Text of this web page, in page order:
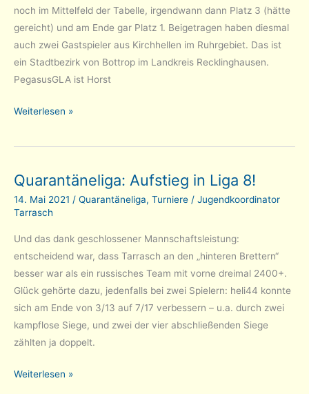
noch im Mittelfeld der Tabelle, irgendwann dann Platz 3 (hätte
gereicht) und am Ende gar Platz 1. Beigetragen haben diesmal
auch zwei Gastspieler aus Kirchhellen im Ruhrgebiet. Das ist
ein Stadtbezirk von Bottrop im Landkreis Recklinghausen.
PegasusGLA ist Horst
Quarantäneliga:
Aufstieg!
Weiterlesen »
Quarantäneliga: Aufstieg in Liga 8!
14. Mai 2021 / Quarantäneliga, Turniere / Jugendkoordinator
Tarrasch
Und das dank geschlossener Mannschaftsleistung:
entscheidend war, dass Tarrasch an den „hinteren Brettern“
besser war als ein russisches Team mit vorne dreimal 2400+.
Glück gehörte dazu, jedenfalls bei zwei Spielern: heli44 konnte
sich am Ende von 3/13 auf 7/17 verbessern – u.a. durch zwei
kampflose Siege, und zwei der vier abschließenden Siege
zählten ja doppelt.
Quarantäneliga:
Weiterlesen »